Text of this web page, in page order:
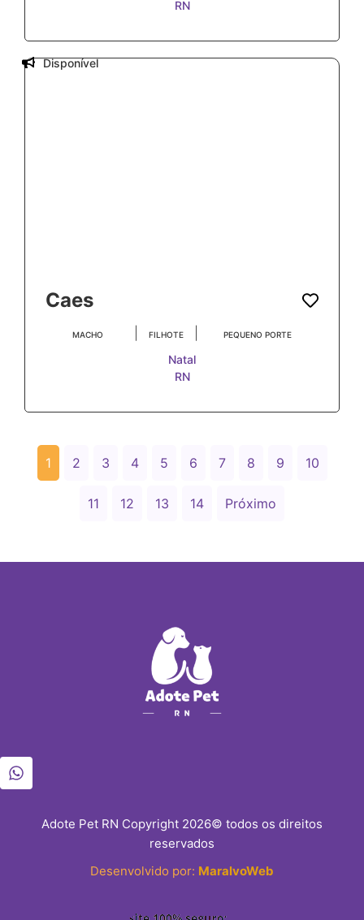
RN
Caes
MACHO FILHOTE PEQUENO PORTE
Natal
RN
Disponível
1 2 3 4 5 6 7 8 9 10
11 12 13 14 Próximo
Adote Pet RN Copyright 2026© todos os direitos
reservados
Desenvolvido por: MaralvoWeb